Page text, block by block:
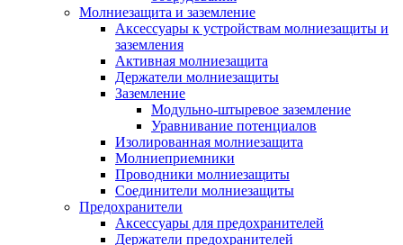
Молниезащита и заземление
Аксессуары к устройствам молниезащиты и
заземления
Активная молниезащита
Держатели молниезащиты
Заземление
Модульно-штыревое заземление
Уравнивание потенциалов
Изолированная молниезащита
Молниеприемники
Проводники молниезащиты
Соединители молниезащиты
Предохранители
Аксессуары для предохранителей
Держатели предохранителей